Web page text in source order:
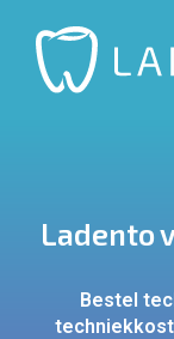
Ladento
Bestel